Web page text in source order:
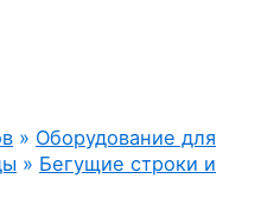
» Оборудование для
» Бегущие строки и